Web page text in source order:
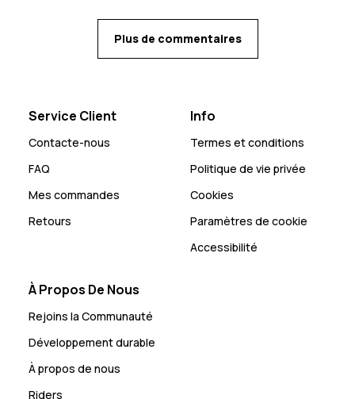
Plus de commentaires
Service Client
Contacte-nous
FAQ
Mes commandes
Retours
Info
Termes et conditions
Politique de vie privée
Cookies
Paramètres de cookie
Accessibilité
À Propos De Nous
Rejoins la Communauté
Développement durable
À propos de nous
Riders